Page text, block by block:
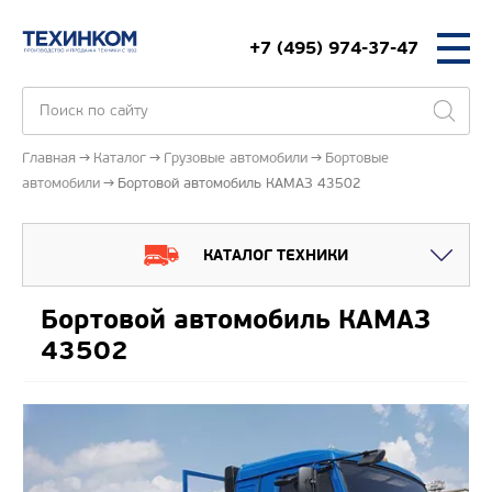
+7 (495) 974-37-47
Главная Каталог Грузовые автомобили
Бортовые
автомобили
Бортовой автомобиль КАМАЗ 43502
КАТАЛОГ ТЕХНИКИ
Бортовой автомобиль КАМАЗ
43502